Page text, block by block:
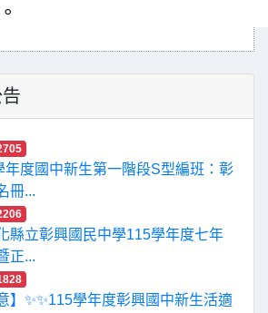
年度國中新生第一階段S型編班：彰
冊...
縣立彰興國民中學115學年度七年
正...
】✨✨115學年度彰興國中新生活適